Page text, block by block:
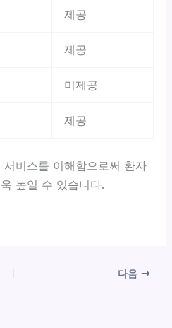
제공
제공
미제공
제공
비스를 이해함으로써 환자
높일 수 있습니다.
다음